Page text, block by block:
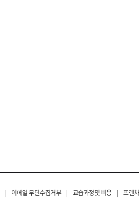
| 이메일 무단수집거부 | 교습과정및 비용 | 프랜